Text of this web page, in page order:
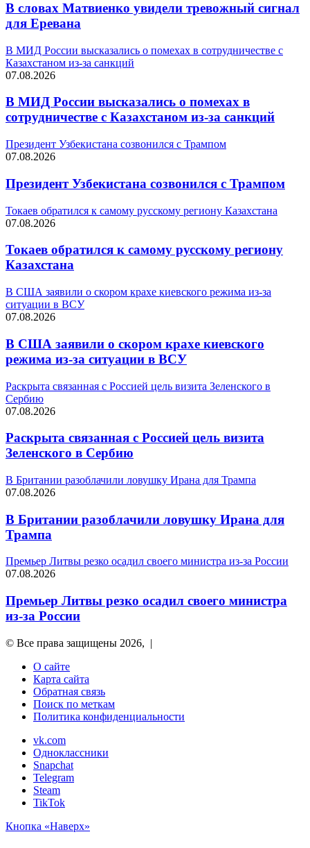
В словах Матвиенко увидели тревожный сигнал
для Еревана
В МИД России высказались о помехах в сотрудничестве с
Казахстаном из-за санкций
07.08.2026
В МИД России высказались о помехах в
сотрудничестве с Казахстаном из-за санкций
Президент Узбекистана созвонился с Трампом
07.08.2026
Президент Узбекистана созвонился с Трампом
Токаев обратился к самому русскому региону Казахстана
07.08.2026
Токаев обратился к самому русскому региону
Казахстана
В США заявили о скором крахе киевского режима из-за
ситуации в ВСУ
07.08.2026
В США заявили о скором крахе киевского
режима из-за ситуации в ВСУ
Раскрыта связанная с Россией цель визита Зеленского в
Сербию
07.08.2026
Раскрыта связанная с Россией цель визита
Зеленского в Сербию
В Британии разоблачили ловушку Ирана для Трампа
07.08.2026
В Британии разоблачили ловушку Ирана для
Трампа
Премьер Литвы резко осадил своего министра из-за России
07.08.2026
Премьер Литвы резко осадил своего министра
из-за России
© Все права защищены 2026, |
О сайте
Карта сайта
Обратная связь
Поиск по меткам
Политика конфиденциальности
vk.com
Одноклассники
Snapchat
Telegram
Steam
TikTok
Кнопка «Наверх»